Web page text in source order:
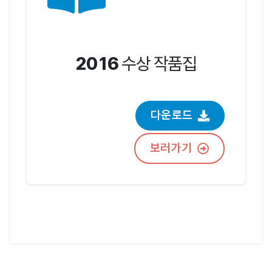
2016수상 작품집
다운로드
보러가기